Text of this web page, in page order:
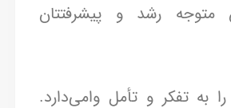
متوجه رشد و پیشرفتتان
به تفکر و تأمل وامی‌دارد.